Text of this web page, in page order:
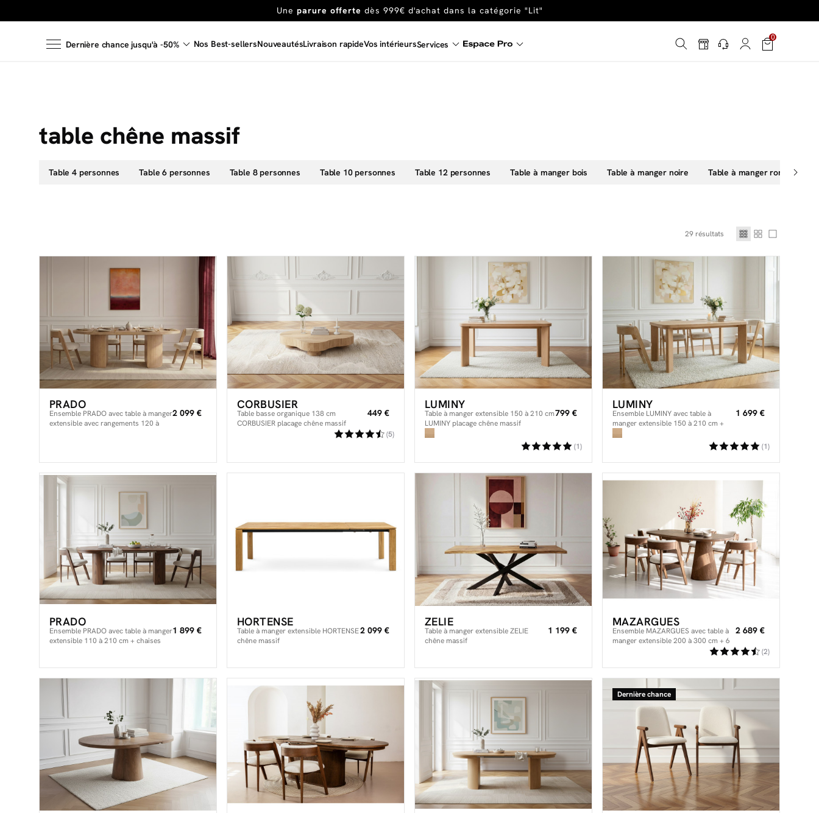
En ce moment, profitez d'untapis offert dès 1299€ de canapé
Dernière chance jusqu'à -50% Nos Best-sellersNouveautésLivraison rapideVos intérieursServices
0
table chêne massif
Table 4 personnes Table 6 personnes Table 8 personnes Table 10 personnes Table 12 personnes Table à manger bois Table à manger noire Table à manger ronde
29 résultats
PRADO
Ensemble PRADO avec table à manger
extensible avec rangements 120 à
2 099 €
CORBUSIER
Table basse organique 138 cm
CORBUSIER placage chêne massif
449 €
(5)
LUMINY
Table à manger extensible 150 à 210 cm
LUMINY placage chêne massif
799 €
(1)
LUMINY
Ensemble LUMINY avec table à
manger extensible 150 à 210 cm +
1 699 €
(1)
PRADO
Ensemble PRADO avec table à manger
extensible 110 à 210 cm + chaises
1 899 €
HORTENSE
Table à manger extensible HORTENSE
chêne massif
2 099 €
ZELIE
Table à manger extensible ZELIE
chêne massif
1 199 €
MAZARGUES
Ensemble MAZARGUES avec table à
manger extensible 200 à 300 cm + 6
chaises BASTIDE placage chêne
2 689 €
(2)
Dernière chance